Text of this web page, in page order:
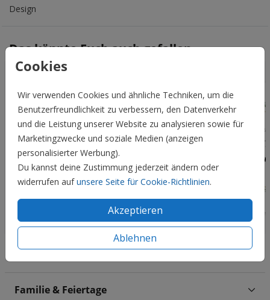
Cookies
Wir verwenden Cookies und ähnliche Techniken, um die
Benutzerfreundlichkeit zu verbessern, den Datenverkehr
und die Leistung unserer Website zu analysieren sowie für
Marketingzwecke und soziale Medien (anzeigen
personalisierter Werbung).
Du kannst deine Zustimmung jederzeit ändern oder
widerrufen aufunsere Seite für Cookie-Richtlinien.
Akzeptieren
Ablehnen
Design
Das könnte Euch auch gefallen
Familie & Feiertage